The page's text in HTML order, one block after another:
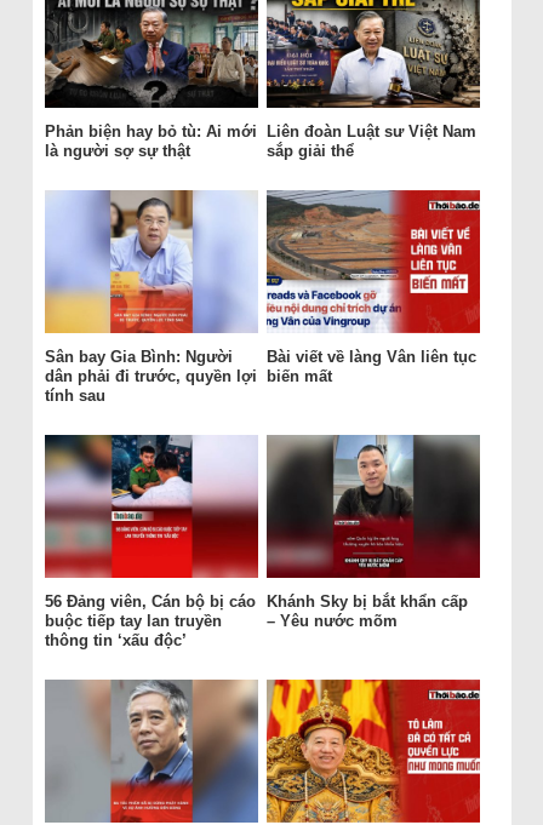
Phản biện hay bỏ tù: Ai mới
là người sợ sự thật
Liên đoàn Luật sư Việt Nam
sắp giải thể
Sân bay Gia Bình: Người
dân phải đi trước, quyền lợi
tính sau
Bài viết về làng Vân liên tục
biến mất
56 Đảng viên, Cán bộ bị cáo
buộc tiếp tay lan truyền
thông tin ‘xấu độc’
Khánh Sky bị bắt khẩn cấp
– Yêu nước mõm